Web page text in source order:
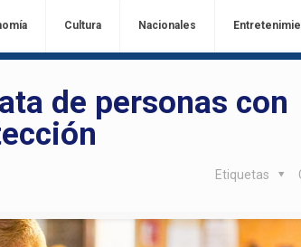
Cultura Nacionales
de personas con
Etiquetas